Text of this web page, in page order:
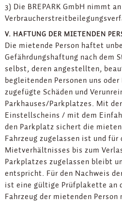
3) Die BREPARK GmbH nimmt
V. HAFTUNG DER MIETENDEN
Die mietende Person haftet
Gefährdungshaftung nach dem
selbst, deren angestellten,
begleitenden Personen uns
zugefügte Schäden und
Parkhauses/Parkplatzes. Mit
Einstellscheins / mit dem
den Parkplatz sichert die
Fahrzeug zugelassen ist und für
Mietverhältnisses bis zum
Parkplatzes zugelassen bleibt
entspricht. Für den Nachweis
ist eine gültige Prüfplakette an
Fahrzeug der mietenden Person